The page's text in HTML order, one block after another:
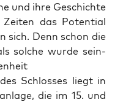
und ihre Geschichte
das Poten­tial
sich. Denn schon die
solche wurde sein­
Schloss­es liegt in
die im 15. und